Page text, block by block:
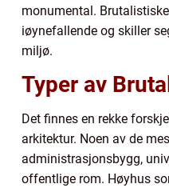
monumental.
iøynefallende og skiller
miljø.
Typer av
Det finnes en rekke
arkitektur. Noen av de
administrasjonsbygg,
offentlige rom. Høyhus